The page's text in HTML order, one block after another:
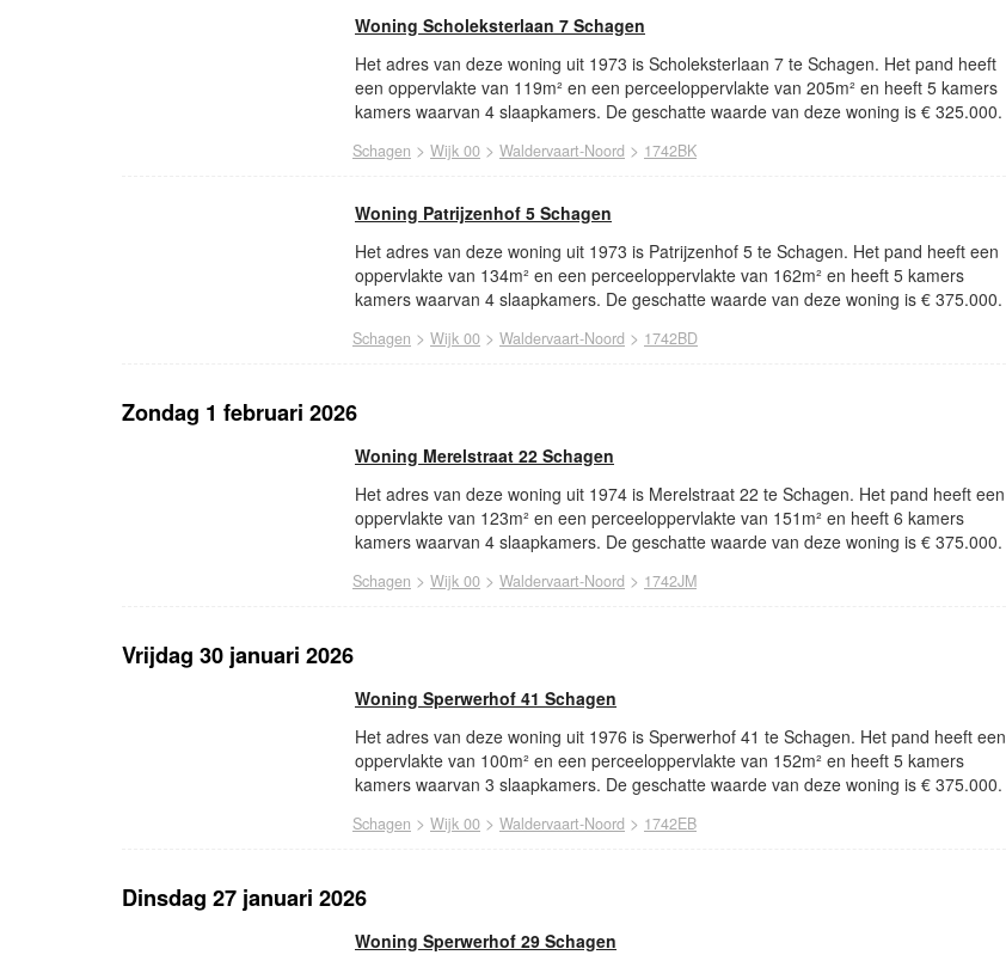
Woning Scholeksterlaan 7 Schagen
Het adres van deze woning uit 1973 is Scholeksterlaan 7 te Schagen. Het pand heeft
een oppervlakte van 119m² en een perceeloppervlakte van 205m² en heeft 5 kamers
kamers waarvan 4 slaapkamers. De geschatte waarde van deze woning is € 325.000.
Schagen > Wijk 00 > Waldervaart-Noord > 1742BK
Woning Patrijzenhof 5 Schagen
Het adres van deze woning uit 1973 is Patrijzenhof 5 te Schagen. Het pand heeft een
oppervlakte van 134m² en een perceeloppervlakte van 162m² en heeft 5 kamers
kamers waarvan 4 slaapkamers. De geschatte waarde van deze woning is € 375.000.
Schagen > Wijk 00 > Waldervaart-Noord > 1742BD
Zondag 1 februari 2026
Woning Merelstraat 22 Schagen
Het adres van deze woning uit 1974 is Merelstraat 22 te Schagen. Het pand heeft een
oppervlakte van 123m² en een perceeloppervlakte van 151m² en heeft 6 kamers
kamers waarvan 4 slaapkamers. De geschatte waarde van deze woning is € 375.000.
Schagen > Wijk 00 > Waldervaart-Noord > 1742JM
Vrijdag 30 januari 2026
Woning Sperwerhof 41 Schagen
Het adres van deze woning uit 1976 is Sperwerhof 41 te Schagen. Het pand heeft een
oppervlakte van 100m² en een perceeloppervlakte van 152m² en heeft 5 kamers
kamers waarvan 3 slaapkamers. De geschatte waarde van deze woning is € 375.000.
Schagen > Wijk 00 > Waldervaart-Noord > 1742EB
Dinsdag 27 januari 2026
Woning Sperwerhof 29 Schagen